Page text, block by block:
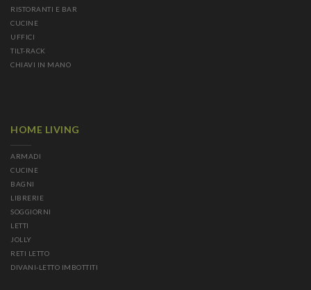
RISTORANTI E BAR
CUCINE
UFFICI
TILT-RACK
CHIAVI IN MANO
HOME LIVING
ARMADI
CUCINE
BAGNI
LIBRERIE
SOGGIORNI
LETTI
JOLLY
RETI LETTO
DIVANI-LETTO IMBOTTITI